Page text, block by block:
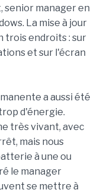
manager en
La mise à jour
trois endroits : sur
et sur l'écran
a aussi été
d'énergie.
très vivant, avec
mais nous
à une ou
le manager
se mettre à